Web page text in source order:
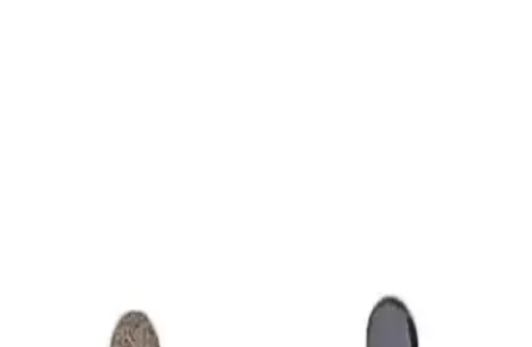
Dayanıklı ve Kolay Montajlı Bisiklet Frenleri